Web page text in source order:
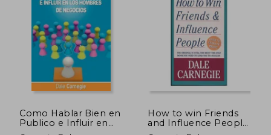
50% 21%
dcto.
Como Hablar Bien en
Publico e Influir en
los Hombres de
How to win Friends
and Influence People
(Pocket Books) (en